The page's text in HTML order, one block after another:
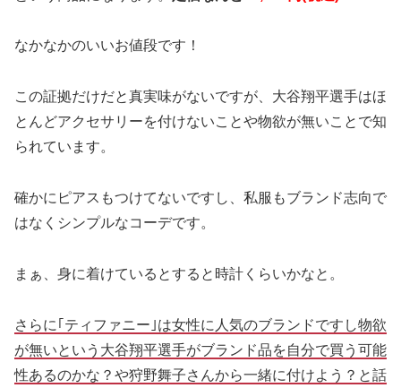
なかなかのいいお値段です！
この証拠だけだと真実味がないですが、大谷翔平選手はほ
とんどアクセサリーを付けないことや物欲が無いことで知
られています。
確かにピアスもつけてないですし、私服もブランド志向で
はなくシンプルなコーデです。
まぁ、身に着けているとすると時計くらいかなと。
さらに｢ティファニー｣は女性に人気のブランドですし物欲
が無いという大谷翔平選手がブランド品を自分で買う可能
性あるのかな？や狩野舞子さんから一緒に付けよう？と話